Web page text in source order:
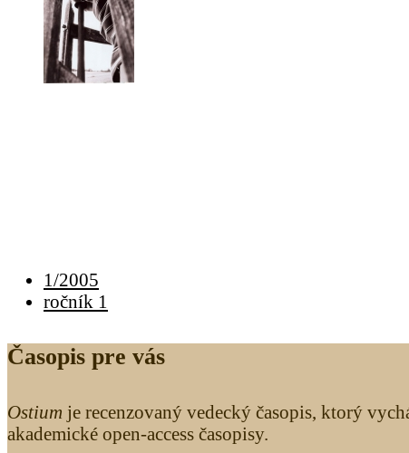
1/2005
ročník 1
Časopis pre vás
Ostium je recenzovaný vedecký časopis, ktorý
akademické open-access časopisy.